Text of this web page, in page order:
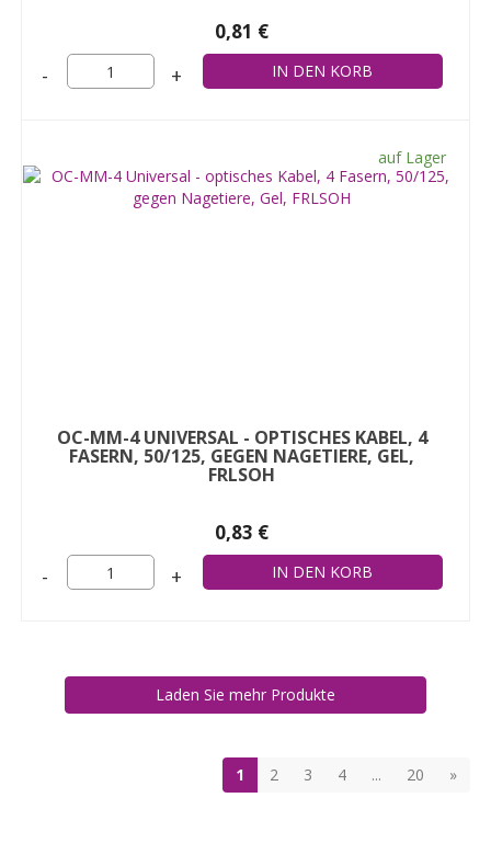
0,81 €
- +
auf Lager
OC-MM-4 UNIVERSAL - OPTISCHES KABEL, 4
FASERN, 50/125, GEGEN NAGETIERE, GEL,
FRLSOH
0,83 €
- +
Laden Sie mehr Produkte
1 2 3 4 ... 20 »